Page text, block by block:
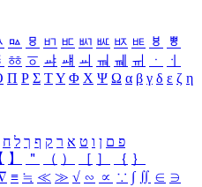
ㅰ ㅱ ㅲ ㅳ ㅴ ㅵ ㅶ ㅷ ㅸ
ㅹ
ㆅ ㆆ ㆇ ㆈ ㆉ ㆊ ㆋ ㆌ ㆍ
ㆎ
Π Ρ Σ ΤΥ Φ Χ Ψ Ω α β γ δ ε ζ η
פ ם ן ו ט א ר ק ף ך ל ח
】 ＂ （ ） ［ ］ ｛ ｝
≡ ≒ ≪ ≫ √ ∽ ∝ ∵ ∫ ∬ ∈ ∋